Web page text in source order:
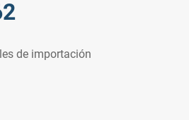
de importación